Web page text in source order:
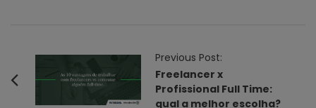
Previous Post:
Freelancer x
Profissional Full Time:
qual a melhor escolha?